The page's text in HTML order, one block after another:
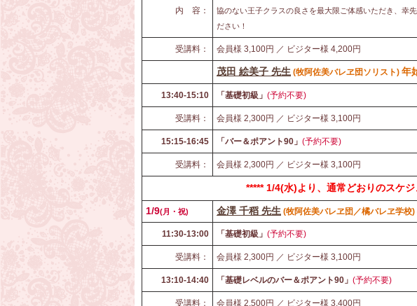
内 容：
協のない王子クラスの良さを最大限ご体感いただき、幸
ださい！
受講料： 会員様 3,100円 ／ ビジター様 4,200円
茂田 絵美子 先生 (牧阿佐美バレヱ団ソリスト) 年
13:40-15:10 「基礎初級」 (予約不要)
受講料： 会員様 2,300円 ／ ビジター様 3,100円
15:15-16:45 「バー＆ポアント90」 (予約不要)
受講料： 会員様 2,300円 ／ ビジター様 3,100円
***** 1/4(水)より、通常どおりのスケ
1/9(月・祝) 金澤 千稻 先生 (牧阿佐美バレヱ団／橘バレヱ学校)
11:30-13:00 「基礎初級」 (予約不要)
受講料： 会員様 2,300円 ／ ビジター様 3,100円
13:10-14:40 「基礎レベルのバー＆ポアント90」 (予約不要)
受講料： 会員様 2,500円 ／ ビジター様 3,400円